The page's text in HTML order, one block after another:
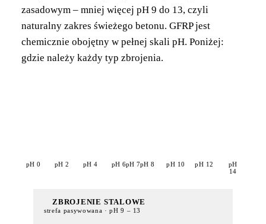
zasadowym – mniej więcej pH 9 do 13, czyli
naturalny zakres świeżego betonu. GFRP jest
chemicznie obojętny w pełnej skali pH. Poniżej:
gdzie należy każdy typ zbrojenia.
pH 0 pH 2 pH 4 pH 6pH 7pH 8 pH 10 pH 12
pH
14
ZBROJENIE STALOWE
strefa pasywowana · pH 9 – 13